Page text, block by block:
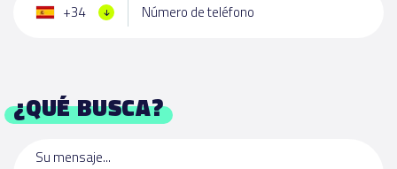
+34 Número de teléfono
¿QUÉ BUSCA?
Su mensaje...